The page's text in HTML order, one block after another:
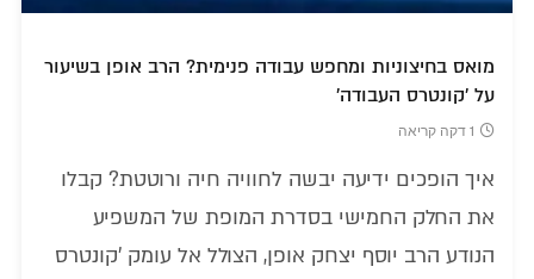
מואס בחיצוניות ומחפש עבודה פנימית? הרב אופן בשיעור
על 'קונטרס העבודה'
1 דקה קריאה
איך הופכים ידיעה יבשה לחוויה חיה ורוטטת? קבלו
את החלק החמישי בסדרת המופת של המשפיע
הנודע הרב יוסף יצחק אופן, הצולל אל עומק 'קונטרס